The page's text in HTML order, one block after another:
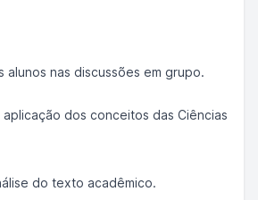
alunos nas discussões em grupo.
dos conceitos das Ciências
do texto acadêmico.